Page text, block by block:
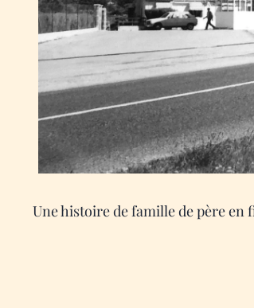
Une histoire de famille de père en